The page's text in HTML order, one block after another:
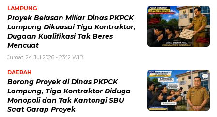
LAMPUNG
Proyek Belasan Miliar Dinas PKPCK
Lampung Dikuasai Tiga Kontraktor,
Dugaan Kualifikasi Tak Beres
Mencuat
Jumat, 24 Jul 2026 - 23:12 WIB
DAERAH
Borong Proyek di Dinas PKPCK
Lampung, Tiga Kontraktor Diduga
Monopoli dan Tak Kantongi SBU
Saat Garap Proyek